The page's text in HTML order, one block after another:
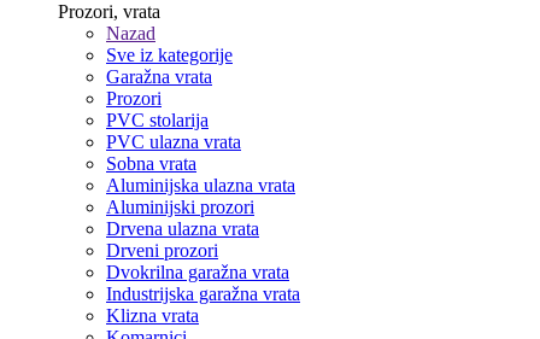
Prozori, vrata
Nazad
Sve iz kategorije
Garažna vrata
Prozori
PVC stolarija
PVC ulazna vrata
Sobna vrata
Aluminijska ulazna vrata
Aluminijski prozori
Drvena ulazna vrata
Drveni prozori
Dvokrilna garažna vrata
Industrijska garažna vrata
Klizna vrata